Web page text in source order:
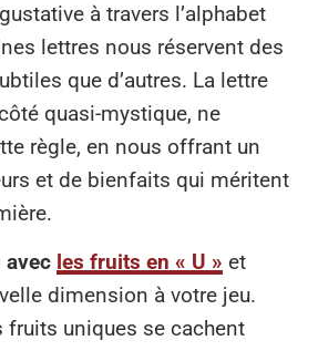
à travers l’alphabet
lettres nous réservent des
que d’autres. La lettre
quasi-mystique, ne
règle, en nous offrant un
et de bienfaits qui méritent
avec les fruits en « U » et
dimension à votre jeu.
fruits uniques se cachent